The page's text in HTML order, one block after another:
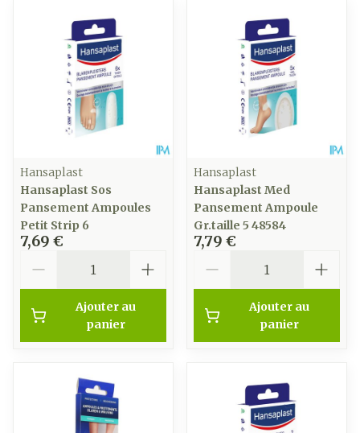
Hansaplast
Hansaplast Sos
Pansement Ampoules
Petit Strip 6
7,69 €
Ajouter au
panier
Hansaplast
Hansaplast Med
Pansement Ampoule
Gr.taille 5 48584
7,79 €
Ajouter au
panier